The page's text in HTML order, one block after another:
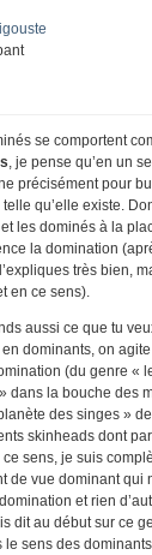
se comportent
, je pense qu’en un
précisément pour
qu’elle existe.
les dominés à la
la domination
très bien,
en ce sens).
aussi ce que tu
dominants, on
(du genre «
dans la bouche des
des singes »
skinheads dont
sens, je suis
de vue dominant qui
et rien
dit au début sur ce
le sens des